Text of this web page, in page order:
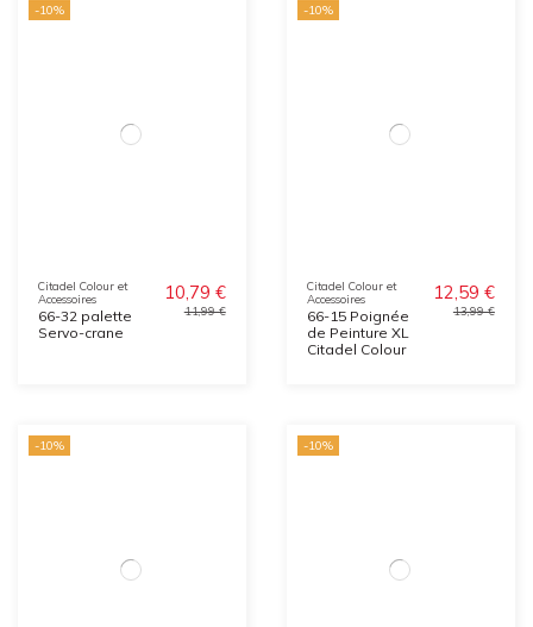
-10%
Citadel Colour et
Accessoires
66-32 palette
Servo-crane
10,79 €
11,99 €
-10%
Citadel Colour et
Accessoires
66-15 Poignée
de Peinture XL
Citadel Colour
12,59 €
13,99 €
-10% -10%